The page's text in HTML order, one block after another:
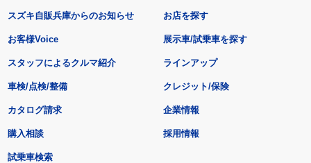
スズキ自販兵庫からのお知らせ
お客様Voice
スタッフによるクルマ紹介
お店を探す
展示車/試乗車を探す
ラインアップ
車検/点検/整備 クレジット/保険
カタログ請求
購入相談
試乗車検索
企業情報
採用情報